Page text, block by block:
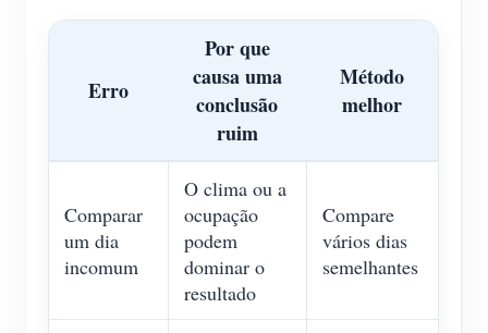
Erro
Por que
causa uma
conclusão
ruim
Método
melhor
Comparar
um dia
incomum
O clima ou a
ocupação
podem
dominar o
resultado
Compare
vários dias
semelhantes